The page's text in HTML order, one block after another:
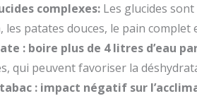
complexes: Les glucides
les patates douces, le pain
: boire plus de 4 litres d’eau
qui peuvent favoriser la
: impact négatif sur